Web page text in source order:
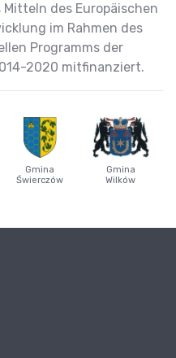
des Europäischen
im Rahmen des
Programms der
2020 mitfinanziert.
Gmina
Świerczów
Gmina
Wilków